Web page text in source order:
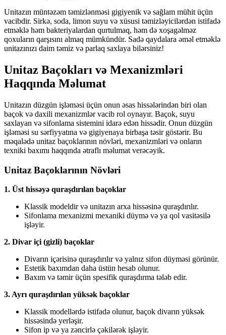
Unitazın müntəzəm təmizlənməsi gigiyenik və sağlam mühit üçün
vacibdir. Sirkə, soda, limon suyu və xüsusi təmizləyicilərdən istifadə
etməklə həm bakteriyalardan qurtulmaq, həm də xoşagəlməz
qoxuların qarşısını almaq mümkündür. Sadə qaydalara əməl etməklə
unitazınızı daim təmiz və parlaq saxlaya bilərsiniz!
Unitaz Baçokları və Mexanizmləri
Haqqında Məlumat
Unitazın düzgün işləməsi üçün onun əsas hissələrindən biri olan
baçok və daxili mexanizmlər vacib rol oynayır. Baçok, suyu
saxlayan və sifonlama sistemini idarə edən hissədir. Onun düzgün
işləməsi su sərfiyyatına və gigiyenaya birbaşa təsir göstərir. Bu
məqalədə unitaz baçoklarının növləri, mexanizmləri və onların
texniki baxımı haqqında ətraflı məlumat verəcəyik.
Unitaz Baçoklarının Növləri
1. Üst hissəyə quraşdırılan baçoklar
Klassik modeldir və unitazın arxa hissəsinə quraşdırılır.
Sifonlama mexanizmi mexaniki düymə və ya qol vasitəsilə
işləyir.
2. Divar içi (gizli) baçoklar
Divarın içərisinə quraşdırılır və yalnız sifon düyməsi görünür.
Estetik baxımdan daha üstün hesab olunur.
Baxım və təmir üçün spesifik quraşdırma tələb edir.
3. Ayrı quraşdırılan yüksək baçoklar
Klassik modellərdə istifadə olunur, baçok divarın yüksək
hissəsində yerləşir.
Sifon ip və ya zəncirlə çəkilərək işləyir.